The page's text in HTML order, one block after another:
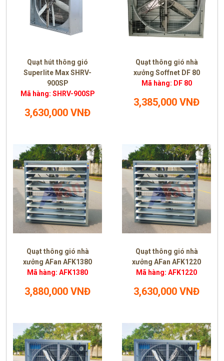
Quạt hút thông gió
Superlite Max SHRV-
900SP
Mã hàng: SHRV-900SP
3,630,000 VNĐ
Quạt thông gió nhà
xưởng Soffnet DF 80
Mã hàng: DF 80
3,385,000 VNĐ
Quạt thông gió nhà
xưởng AFan AFK1380
Mã hàng: AFK1380
3,880,000 VNĐ
Quạt thông gió nhà
xưởng AFan AFK1220
Mã hàng: AFK1220
3,630,000 VNĐ